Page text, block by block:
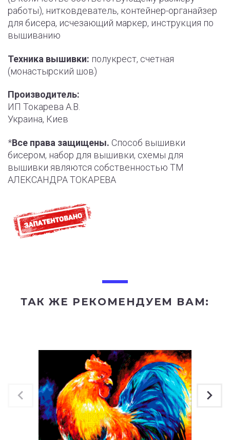
работы), нитковдеватель, контейнер-органайзер
для бисера, исчезающий маркер, инструкция по
вышиванию
Техника вышивки: полукрест, счетная
(монастырский шов)
Производитель:
ИП Токарева А.В.
Украина, Киев
*Все права защищены. Способ вышивки
бисером, набор для вышивки, схемы для
вышивки являются собственностью ТМ
АЛЕКСАНДРА ТОКАРЕВА
ТАК ЖЕ РЕКОМЕНДУЕМ ВАМ: